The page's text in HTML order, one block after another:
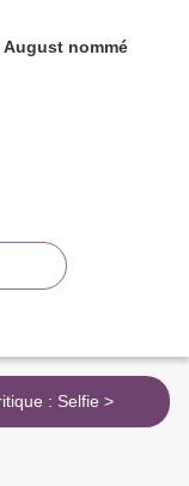
nommé
Critique : Selfie >